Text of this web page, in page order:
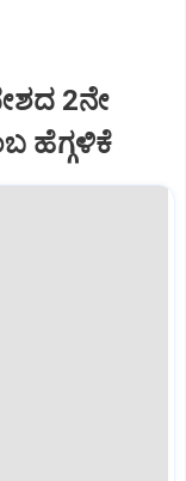
2ನೇ
ಹೆಗ್ಗಳಿಕೆ